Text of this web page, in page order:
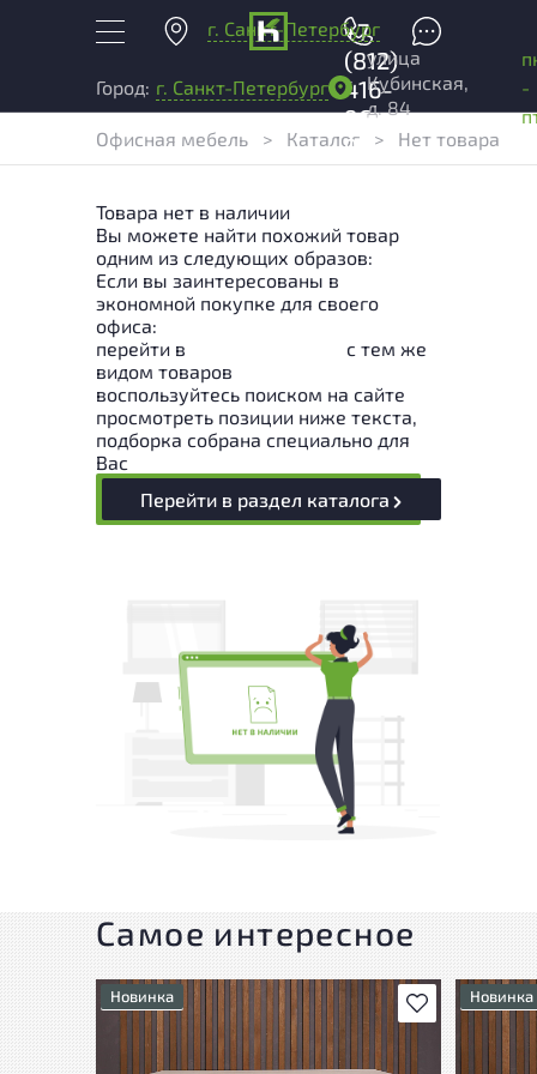
г. Санкт-Петербург
+7
(812)
416-
96-
99
Город: г. Санкт-Петербург
улица
Кубинская,
д. 84
-
Офисная мебель
> Каталог > Нет товара
Товара нет в наличии
Вы можете найти похожий товар
одним из следующих образов:
Если вы заинтересованы в
экономной покупке для своего
офиса:
перейти в
с тем же
видом товаров
воспользуйтесь поиском на сайте
просмотреть позиции ниже текста,
подборка собрана специально для
Вас
Перейти в раздел каталога
Самое интересное
В избранное
Новинка Новинка